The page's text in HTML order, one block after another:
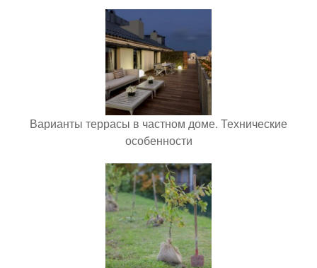
Варианты террасы в частном доме. Технические
особенности